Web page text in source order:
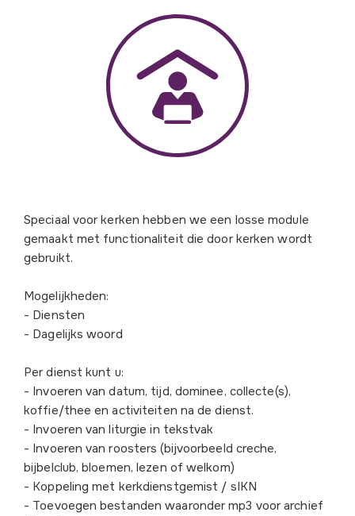
Speciaal voor kerken hebben we een losse module
gemaakt met functionaliteit die door kerken wordt
gebruikt.
Mogelijkheden:
- Diensten
- Dagelijks woord
Per dienst kunt u:
- Invoeren van datum, tijd, dominee, collecte(s),
koffie/thee en activiteiten na de dienst.
- Invoeren van liturgie in tekstvak
- Invoeren van roosters (bijvoorbeeld creche,
bijbelclub, bloemen, lezen of welkom)
- Koppeling met kerkdienstgemist / sIKN
- Toevoegen bestanden waaronder mp3 voor archief